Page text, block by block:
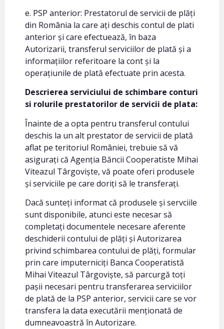
e. PSP anterior: Prestatorul de servicii de plăți
din România la care ați deschis contul de plati
anterior și care efectuează, în baza
Autorizarii, transferul serviciilor de plată și a
informațiilor referitoare la cont și la
operațiunile de plată efectuate prin acesta.
Descrierea serviciului de schimbare conturi
si rolurile prestatorilor de servicii de plata:
Înainte de a opta pentru transferul contului
deschis la un alt prestator de servicii de plată
aflat pe teritoriul României, trebuie să vă
asigurați că Agenția Băncii Cooperatiste Mihai
Viteazul Târgoviște, vă poate oferi produsele
și serviciile pe care doriți să le transferați.
Dacă sunteți informat că produsele și servciile
sunt disponibile, atunci este necesar să
completați documentele necesare aferente
deschiderii contului de plăți și Autorizarea
privind schimbarea contului de plăți, formular
prin care imputerniciți Banca Cooperatistă
Mihai Viteazul Târgoviște, să parcurgă toți
pașii necesari pentru transferarea serviciilor
de plată de la PSP anterior, servicii care se vor
transfera la data executării menționată de
dumneavoastră în Autorizare.